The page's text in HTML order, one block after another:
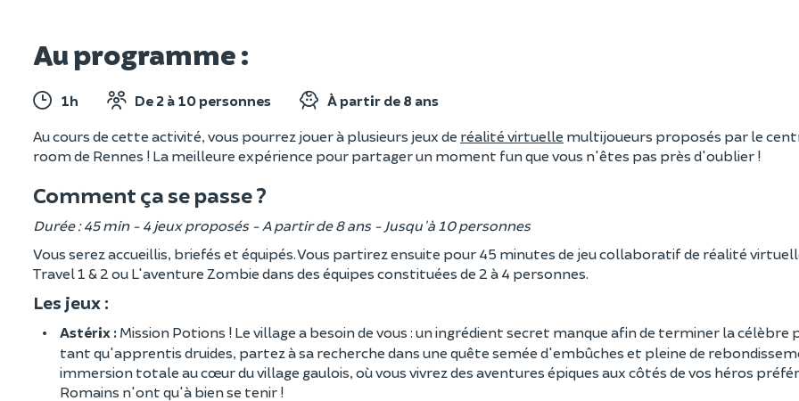
Au programme :
1h De 2 à 10 personnes À partir de 8 ans
Au cours de cette activité, vous pourrez jouer à plusieurs jeux de réalité virtuelle multijoueurs proposés par le
room de Rennes ! La meilleure expérience pour partager un moment fun que vous n'êtes pas près d'oublier !
Comment ça se passe ?
Durée : 45 min - 4 jeux proposés - A partir de 8 ans - Jusqu'à 10 personnes
Vous serez accueillis, briefés et équipés. Vous partirez ensuite pour 45 minutes de jeu collaboratif de réalité
Travel 1 & 2 ou L'aventure Zombie dans des équipes constituées de 2 à 4 personnes.
Les jeux :
Astérix : Mission Potions ! Le village a besoin de vous : un ingrédient secret manque afin de terminer la célèbre
tant qu'apprentis druides, partez à sa recherche dans une quête semée d'embûches et pleine de
immersion totale au cœur du village gaulois, où vous vivrez des aventures épiques aux côtés de vos héros
Romains n'ont qu'à bien se tenir !